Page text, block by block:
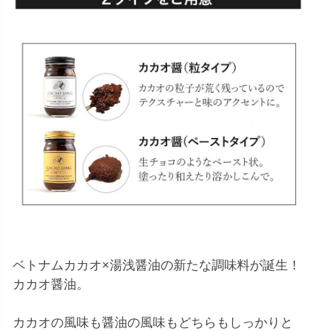
ベトナムカカオ×湯浅醤油の新たな調味料が誕生！
カカオ醤油。
カカオの風味も醤油の風味もどちらもしっかりと